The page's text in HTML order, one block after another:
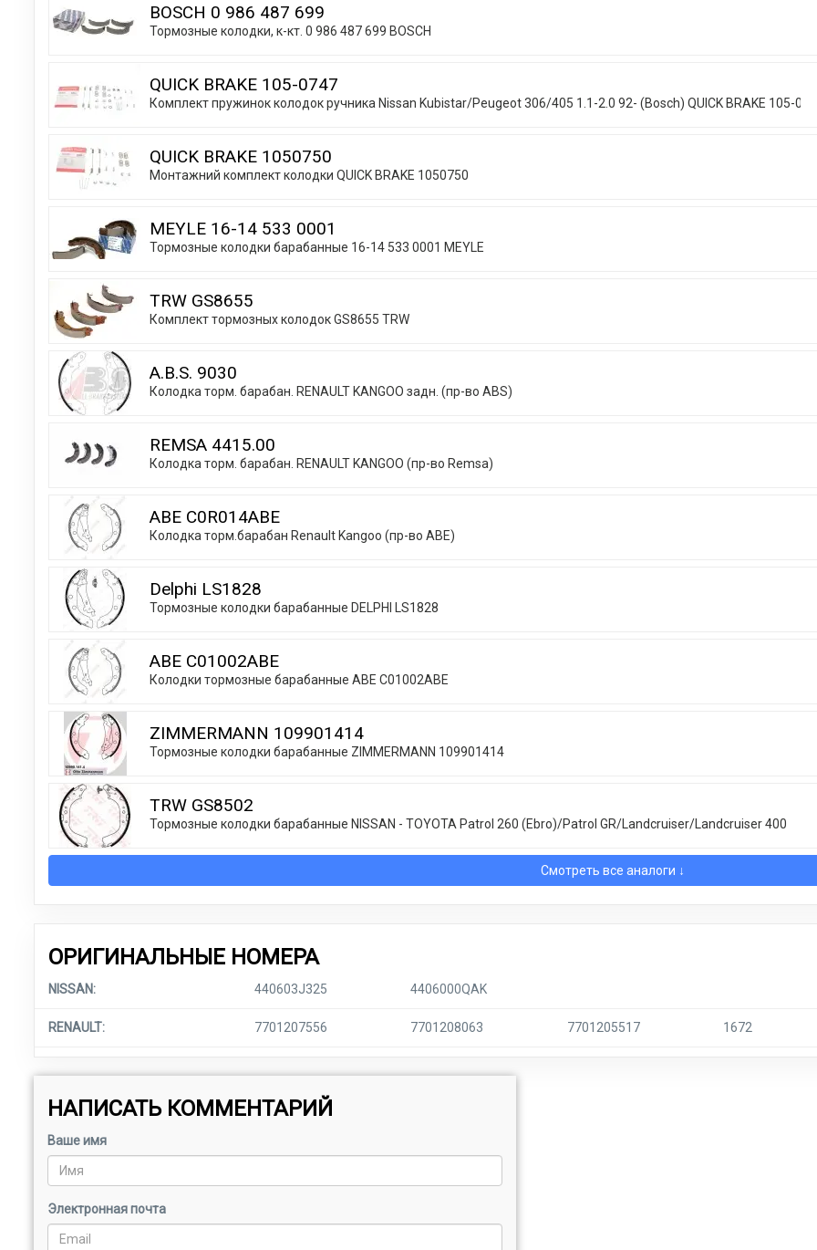
BOSCH 0 986 487 699
Тормозные колодки, к-кт. 0 986 487 699 BOSCH
QUICK BRAKE 105-0747
Комплект пружинок колодок ручника Nissan Kubistar/Peugeot 306/405 1.1-2.0 92- (Bosch) QUICK BRAKE 105-0747
QUICK BRAKE 1050750
Монтажний комплект колодки QUICK BRAKE 1050750
MEYLE 16-14 533 0001
Тормозные колодки барабанные 16-14 533 0001 MEYLE
TRW GS8655
Комплект тормозных колодок GS8655 TRW
A.B.S. 9030
Колодка торм. барабан. RENAULT KANGOO задн. (пр-во ABS)
REMSA 4415.00
Колодка торм. барабан. RENAULT KANGOO (пр-во Remsa)
ABE C0R014ABE
Колодка торм.барабан Renault Kangoo (пр-во ABE)
Delphi LS1828
Тормозные колодки барабанные DELPHI LS1828
ABE C01002ABE
Колодки тормозные барабанные ABE C01002ABE
ZIMMERMANN 109901414
Тормозные колодки барабанные ZIMMERMANN 109901414
TRW GS8502
Тормозные колодки барабанные NISSAN - TOYOTA Patrol 260 (Ebro)/Patrol GR/Landcruiser/Landcruiser 400
Смотреть все аналоги ↓
ОРИГИНАЛЬНЫЕ НОМЕРА
NISSAN: 440603J325 4406000QAK
RENAULT: 7701207556 7701208063 7701205517 1672
НАПИСАТЬ КОММЕНТАРИЙ
Ваше имя
Электронная почта